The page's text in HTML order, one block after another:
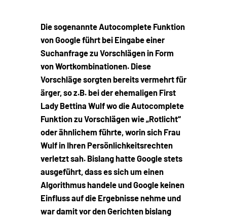
Die sogenannte Autocomplete Funktion
von Google führt bei Eingabe einer
Suchanfrage zu Vorschlägen in Form
von Wortkombinationen. Diese
Vorschläge sorgten bereits vermehrt für
ärger, so z.B. bei der ehemaligen First
Lady Bettina Wulf wo die Autocomplete
Funktion zu Vorschlägen wie „Rotlicht“
oder ähnlichem führte, worin sich Frau
Wulf in Ihren Persönlichkeitsrechten
verletzt sah. Bislang hatte Google stets
ausgeführt, dass es sich um einen
Algorithmus handele und Google keinen
Einfluss auf die Ergebnisse nehme und
war damit vor den Gerichten bislang